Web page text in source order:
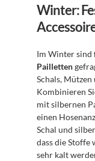
Winter:
Im Winter sind
Pailletten
Schals,
Kombinieren
mit silbernen
einen
Schal und
dass die Stoffe
sehr kalt